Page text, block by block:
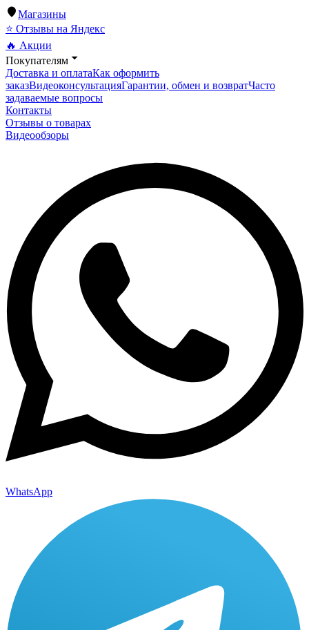
Магазины
⭐ Отзывы на Яндекс
🔥 Акции
Покупателям
Доставка и оплатаКак оформить
заказВидеоконсультацияГарантии, обмен и возвратЧасто
задаваемые вопросы
Контакты
Отзывы о товарах
Видеообзоры
WhatsApp